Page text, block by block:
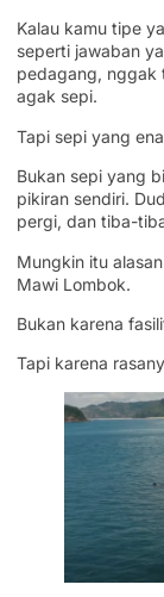
Kalau kamu tipe
seperti jawaban
pedagang, nggak
agak sepi.
Tapi sepi yang
Bukan sepi yang
pikiran sendiri.
pergi, dan tiba-
Mungkin itu
Mawi Lombok.
Bukan karena
Tapi karena